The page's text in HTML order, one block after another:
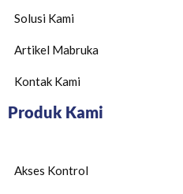
Solusi Kami
Artikel Mabruka
Kontak Kami
Produk Kami
Akses Kontrol